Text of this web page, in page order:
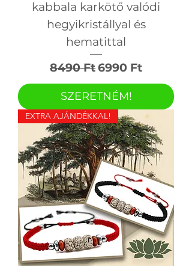
kabbala karkötő valódi
hegyikristállyal és
hematittal
Szokásos ár
8490 FtAkciós ár
6990 Ft
SZERETNÉM!
EXTRA AJÁNDÉKKAL!